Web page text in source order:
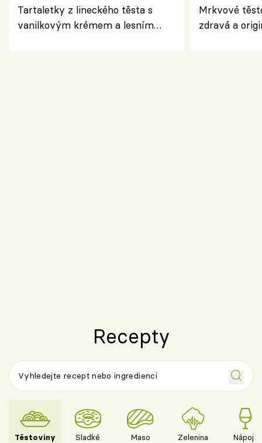
Tartaletky z lineckého těsta s
vanilkovým krémem a lesním
Mrkvové
zdravá a
Recepty
Těstoviny Sladké Maso Zelenina Nápoje